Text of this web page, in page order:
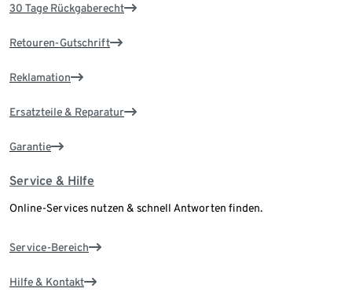
30 Tage Rückgaberecht
Retouren-Gutschrift
Reklamation
Ersatzteile & Reparatur
Garantie
Service & Hilfe
Online-Services nutzen & schnell Antworten finden.
Service-Bereich
Hilfe & Kontakt